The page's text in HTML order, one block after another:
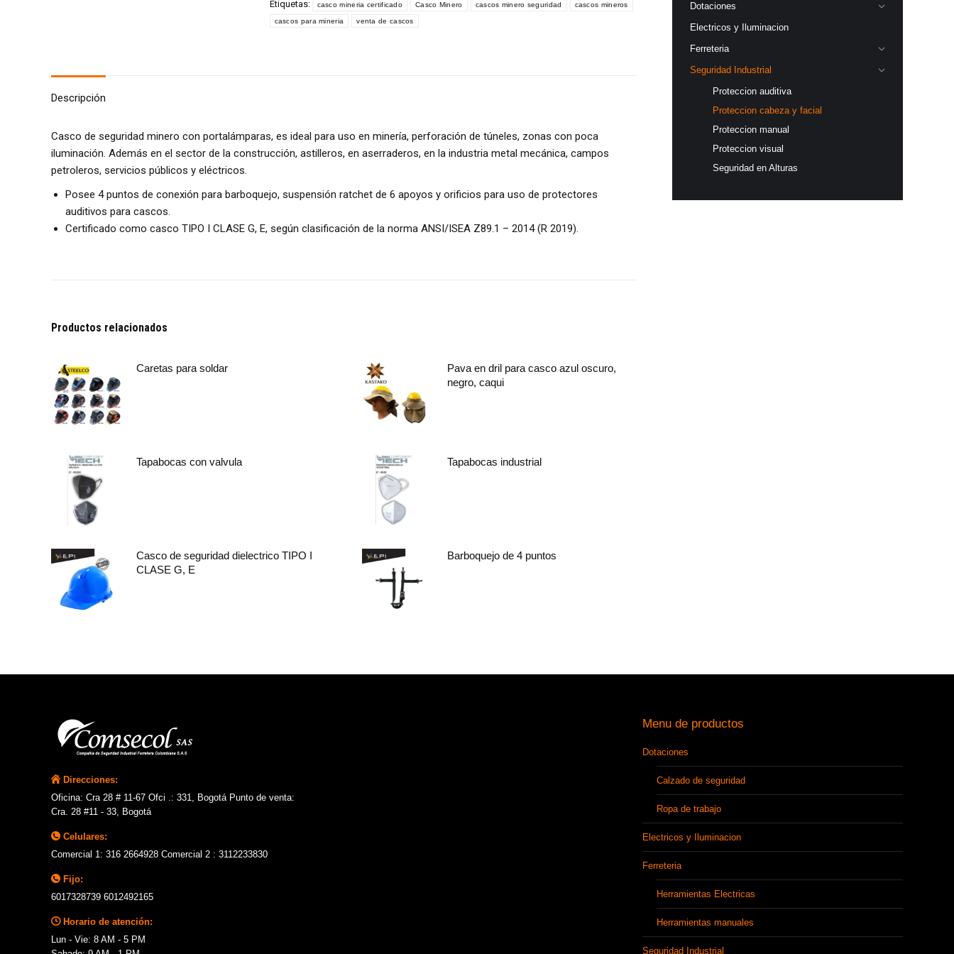
Etiquetas:
casco mineria certificado Casco Minero cascos minero seguridad cascos mineros
cascos para mineria venta de cascos
Descripción
Casco de seguridad minero con portalámparas, es ideal para uso en minería, perforación de túneles, zonas con poca
iluminación. Además en el sector de la construcción, astilleros, en aserraderos, en la industria metal mecánica, campos
petroleros, servicios públicos y eléctricos.
Posee 4 puntos de conexión para barboquejo, suspensión ratchet de 6 apoyos y orificios para uso de protectores
auditivos para cascos.
Certificado como casco TIPO I CLASE G, E, según clasificación de la norma ANSI/ISEA Z89.1 – 2014 (R 2019).
Productos relacionados
Caretas para soldar
Pava en dril para casco azul oscuro,
negro, caqui
Tapabocas con valvula Tapabocas industrial
Casco de seguridad dielectrico TIPO I
CLASE G, E
Barboquejo de 4 puntos
Dotaciones
Electricos y Iluminacion
Ferreteria
Seguridad Industrial
Proteccion auditiva
Proteccion cabeza y facial
Proteccion manual
Proteccion visual
Seguridad en Alturas
Direcciones:
Oficina: Cra 28 # 11-67 Ofci .: 331, Bogotá Punto de venta:
Cra. 28 #11 - 33, Bogotá
Celulares:
Comercial 1: 316 2664928 Comercial 2 : 3112233830
Fijo:
6017328739 6012492165
Horario de atención:
Lun - Vie: 8 AM - 5 PM
Menu de productos
Dotaciones
Calzado de seguridad
Ropa de trabajo
Electricos y Iluminacion
Ferreteria
Herramientas Electricas
Herramientas manuales
Seguridad Industrial